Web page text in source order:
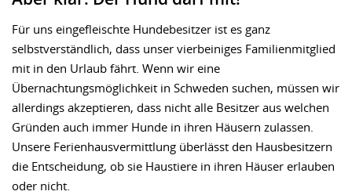
Für uns eingefleischte Hundebesitzer ist es ganz
selbstverständlich, dass unser vierbeiniges Familienmitglied
mit in den Urlaub fährt. Wenn wir eine
Übernachtungsmöglichkeit in Schweden suchen, müssen wir
allerdings akzeptieren, dass nicht alle Besitzer aus welchen
Gründen auch immer Hunde in ihren Häusern zulassen.
Unsere Ferienhausvermittlung überlässt den Hausbesitzern
die Entscheidung, ob sie Haustiere in ihren Häuser erlauben
oder nicht.